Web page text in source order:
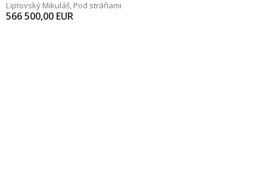
Liptovský Mikuláš, Pod stráňami
566 500,00 EUR